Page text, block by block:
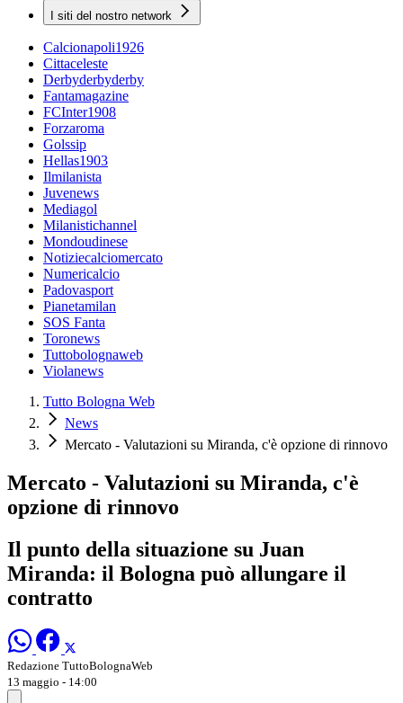
I siti del nostro network
Calcionapoli1926
Cittaceleste
Derbyderbyderby
Fantamagazine
FCInter1908
Forzaroma
Golssip
Hellas1903
Ilmilanista
Juvenews
Mediagol
Milanistichannel
Mondoudinese
Notiziecalciomercato
Numericalcio
Padovasport
Pianetamilan
SOS Fanta
Toronews
Tuttobolognaweb
Violanews
Tutto Bologna Web
News
Mercato - Valutazioni su Miranda, c'è opzione di rinnovo
Mercato - Valutazioni su Miranda, c'è
opzione di rinnovo
Il punto della situazione su Juan
Miranda: il Bologna può allungare il
contratto
Redazione TuttoBolognaWeb
13 maggio - 14:00